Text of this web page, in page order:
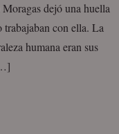
dejó una huella
trabajaban con ella. La
humana eran sus